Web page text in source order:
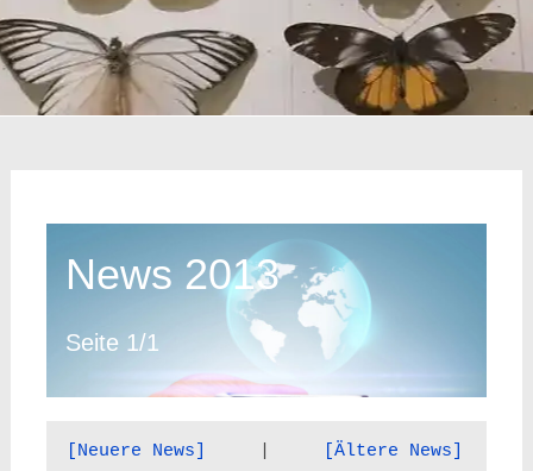
News 2013
Seite 1/1
[Neuere News] [Ältere News]